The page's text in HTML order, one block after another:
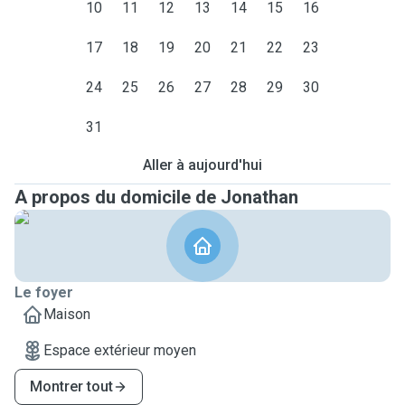
et vider la boîte aux lettres !
10 11 12 13 14 15 16
17 18 19 20 21 22 23
24 25 26 27 28 29 30
31
Aller à aujourd'hui
A propos du domicile de Jonathan
Le foyer
Maison
Espace extérieur moyen
Montrer tout